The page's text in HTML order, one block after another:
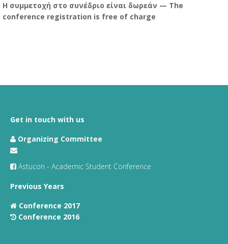
Η συμμετοχή στο συνέδριο είναι δωρεάν — The
conference registration is free of charge
Get in touch with us
Organizing Committee
Astucon - Academic Student Conference
Previous Years
Conference 2017
Conference 2016